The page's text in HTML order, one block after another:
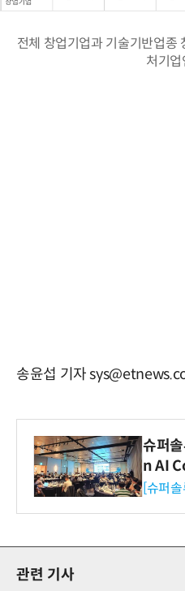
전체 창업기업과 기술기반업종
처기업
송윤섭 기자
슈퍼
n AI
리 성
[슈퍼
관련 기사